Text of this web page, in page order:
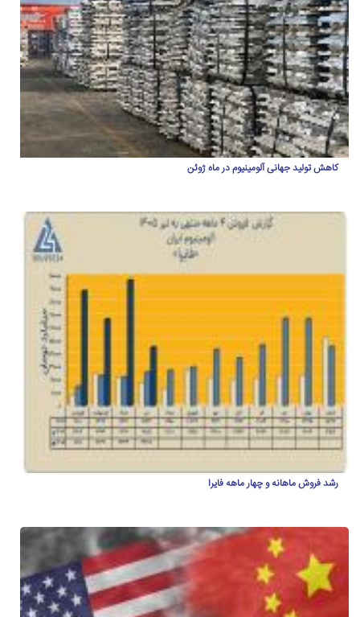
کاهش تولید جهانی آلومینیوم در ماه ژوئن
رشد فروش ماهانه و چهار ماهه فایرا